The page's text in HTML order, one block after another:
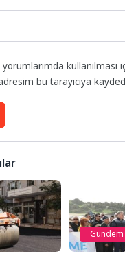
kullanılması
bu tarayıcıya
Gündem